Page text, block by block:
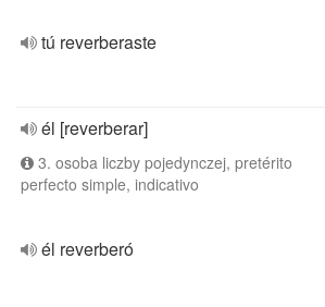
tú reverberaste
él [reverberar]
3. osoba liczby pojedynczej, pretérito
perfecto simple, indicativo
él reverberó